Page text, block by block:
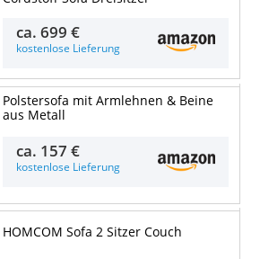
ca.699 €
kostenlose Lieferung
Polstersofa mit Armlehnen & Beine
aus Metall
ca. 157 €
kostenlose Lieferung
HOMCOM Sofa 2 Sitzer Couch